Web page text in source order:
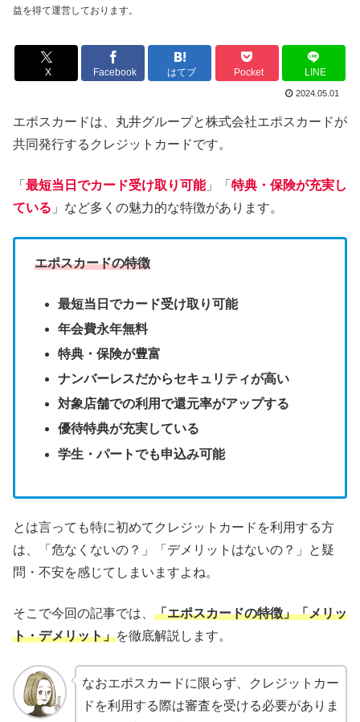
益を得て運営しております。
X Facebook はてブ Pocket LINE
2024.05.01
エポスカードは、丸井グループと株式会社エポスカードが
共同発行するクレジットカードです。
「 最短当日でカード受け取り可能」「 特典・保険が充実し
ている 」など多くの魅力的な特徴があります。
エポスカードの特徴
最短当日でカード受け取り可能
年会費永年無料
特典・保険が豊富
ナンバーレスだからセキュリティが高い
対象店舗での利用で還元率がアップする
優待特典が充実している
学生・パートでも申込み可能
とは言っても特に初めてクレジットカードを利用する方
は、「危なくないの？」「デメリットはないの？」と疑
問・不安を感じてしまいますよね。
そこで今回の記事では、 「エポスカードの特徴」「メリッ
ト・デメリット」を徹底解説します。
なおエポスカードに限らず、クレジットカー
ドを利用する際は審査を受ける必要がありま